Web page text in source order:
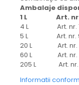
Ambalaje
1 L Art. nr.
4 L Art. nr.
5 L Art. nr.
20 L Art. nr.
60 L Art. nr.
205 L Art. nr.
Informatii